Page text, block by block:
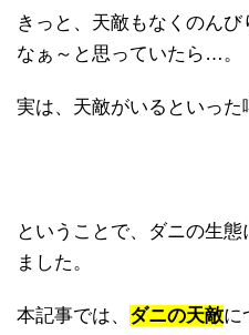
きっと、天敵もなくのん
なぁ～と思っていたら…。
実は、天敵がいるといった
ということで、ダニの生
ました。
本記事では、 ダニの天敵に